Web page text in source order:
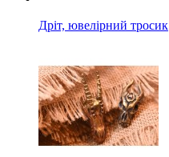
Дріт, ювелірний тросик